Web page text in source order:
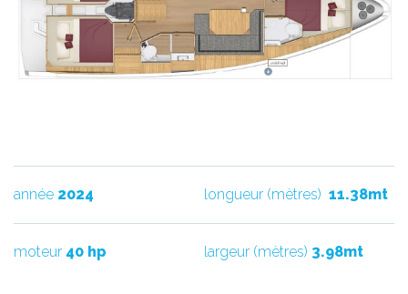
année 2024 longueur (mètres) 11.38mt
moteur 40 hp largeur (mètres) 3.98mt